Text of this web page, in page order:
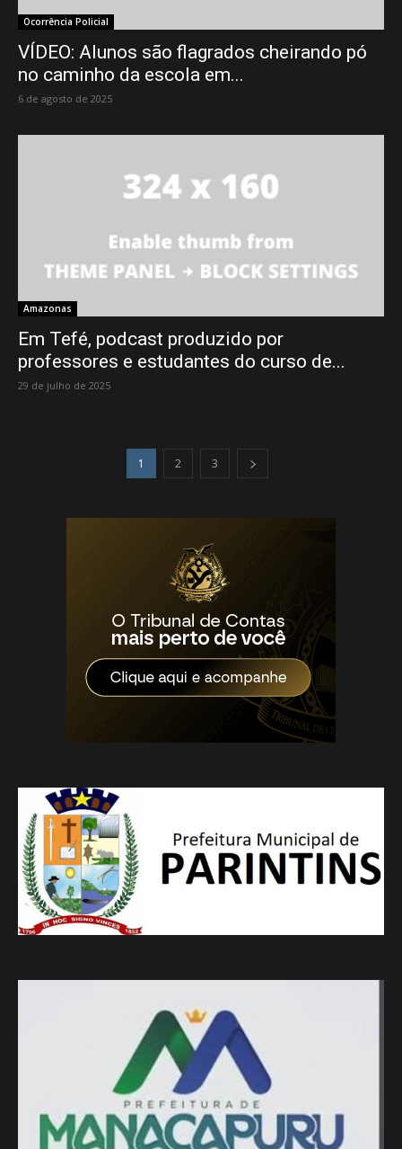
Ocorrência Policial
VÍDEO: Alunos são flagrados cheirando pó
no caminho da escola em...
6 de agosto de 2025
Amazonas
Em Tefé, podcast produzido por
professores e estudantes do curso de...
29 de julho de 2025
1 2 3